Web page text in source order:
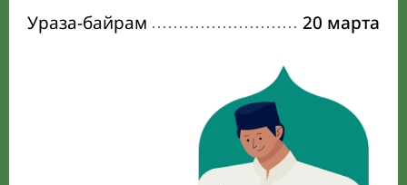
Ураза-байрам
20 марта